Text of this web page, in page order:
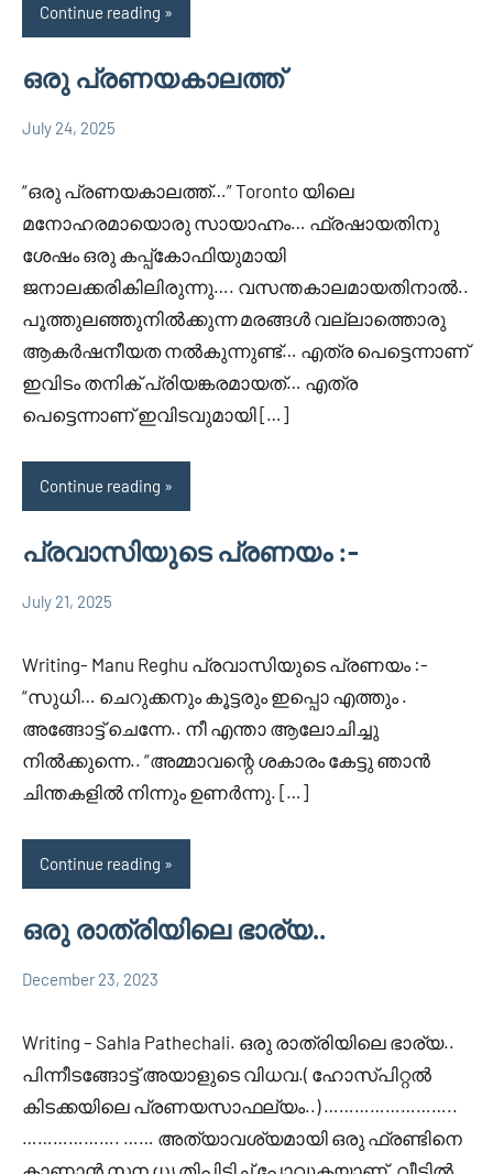
Continue reading
ഒരു പ്രണയകാലത്ത്
Uncategorized
July 24, 2025
Shareej
“ഒരു പ്രണയകാലത്ത്…” Toronto യിലെ
മനോഹരമായൊരു സായാഹ്നം… ഫ്രഷായതിനു
ശേഷം ഒരു കപ്പ്‌കോഫിയുമായി
ജനാലക്കരികിലിരുന്നു…. വസന്തകാലമായതിനാൽ..
പൂത്തുലഞ്ഞുനിൽക്കുന്ന മരങ്ങൾ വല്ലാത്തൊരു
ആകർഷനീയത നൽകുന്നുണ്ട്… എത്ര പെട്ടെന്നാണ്
ഇവിടം തനിക് പ്രിയങ്കരമായത്… എത്ര
പെട്ടെന്നാണ് ഇവിടവുമായി […]
Continue reading
പ്രവാസിയുടെ പ്രണയം :-
Uncategorized
July 21, 2025
Faisal
Writing- Manu Reghu പ്രവാസിയുടെ പ്രണയം :-
“സുധി… ചെറുക്കനും കൂട്ടരും ഇപ്പൊ എത്തും .
അങ്ങോട്ട്‌ ചെന്നേ.. നീ എന്താ ആലോചിച്ചു
നിൽക്കുന്നെ.. “അമ്മാവന്റെ ശകാരം കേട്ടു ഞാൻ
ചിന്തകളിൽ നിന്നും ഉണർന്നു. […]
Continue reading
ഒരു രാത്രിയിലെ ഭാര്യ..
December 23, 2023
Writing – Sahla Pathechali. ഒരു രാത്രിയിലെ ഭാര്യ..
പിന്നീടങ്ങോട്ട് അയാളുടെ വിധവ.( ഹോസ്പിറ്റൽ
കിടക്കയിലെ പ്രണയസാഫല്യം..) ……………………..
………………. …… അത്യാവശ്യമായി ഒരു ഫ്രണ്ടിനെ
കാണാൻ സന ധൃതിപിടിച്ച് പോവുകയാണ്. വീട്ടിൽ